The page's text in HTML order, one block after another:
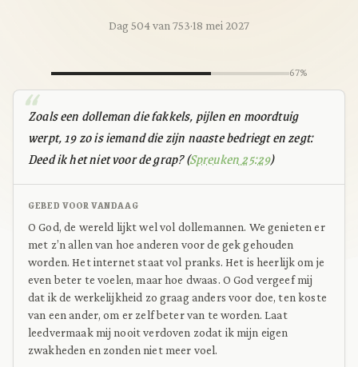
Dag 504 van 753·18 mei 2027
67%
Zoals een dolleman die fakkels, pijlen en moordtuig
werpt, 19 zo is iemand die zijn naaste bedriegt en zegt:
Deed ik het niet voor de grap? (Spreuken 25:29)
GEBED VOOR VANDAAG
O God, de wereld lijkt wel vol dollemannen. We genieten er
met z’n allen van hoe anderen voor de gek gehouden
worden. Het internet staat vol pranks. Het is heerlijk om je
even beter te voelen, maar hoe dwaas. O God vergeef mij
dat ik de werkelijkheid zo graag anders voor doe, ten koste
van een ander, om er zelf beter van te worden. Laat
leedvermaak mij nooit verdoven zodat ik mijn eigen
zwakheden en zonden niet meer voel.